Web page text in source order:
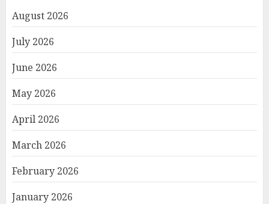
August 2026
July 2026
June 2026
May 2026
April 2026
March 2026
February 2026
January 2026